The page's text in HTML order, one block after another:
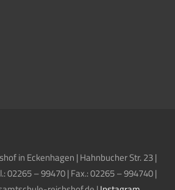
in Eckenhagen | Hahnbucher Str. 23 |
02265 – 99470 | Fax.: 02265 – 994740 |